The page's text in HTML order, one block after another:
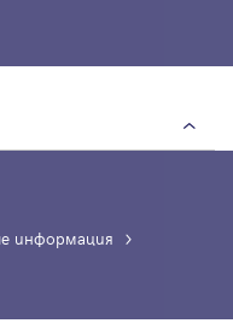
информация